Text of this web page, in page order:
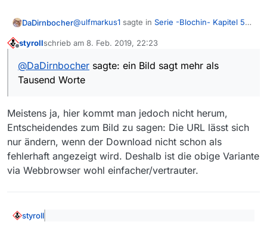
DaDirnbocher@ulfmarkus1 sagte in Serie -Blochin- Kapitel 5
hilfreich, da ich die neueste Version von
Mediathek view habe…
Geht natürlich auch auch mit 13.2.1, ein Bild sagt
mehr als Tausend Worte:
styrollschrieb am 8. Feb. 2019, 22:23
zuletzt editiert von
@DaDirnbocher sagte: ein Bild sagt mehr als
Tausend Worte
Meistens ja, hier kommt man jedoch nicht herum,
Entscheidendes zum Bild zu sagen: Die URL lässt sich
nur ändern, wenn der Download nicht schon als
fehlerhaft angezeigt wird. Deshalb ist die obige Variante
via Webbrowser wohl einfacher/vertrauter.
styroll